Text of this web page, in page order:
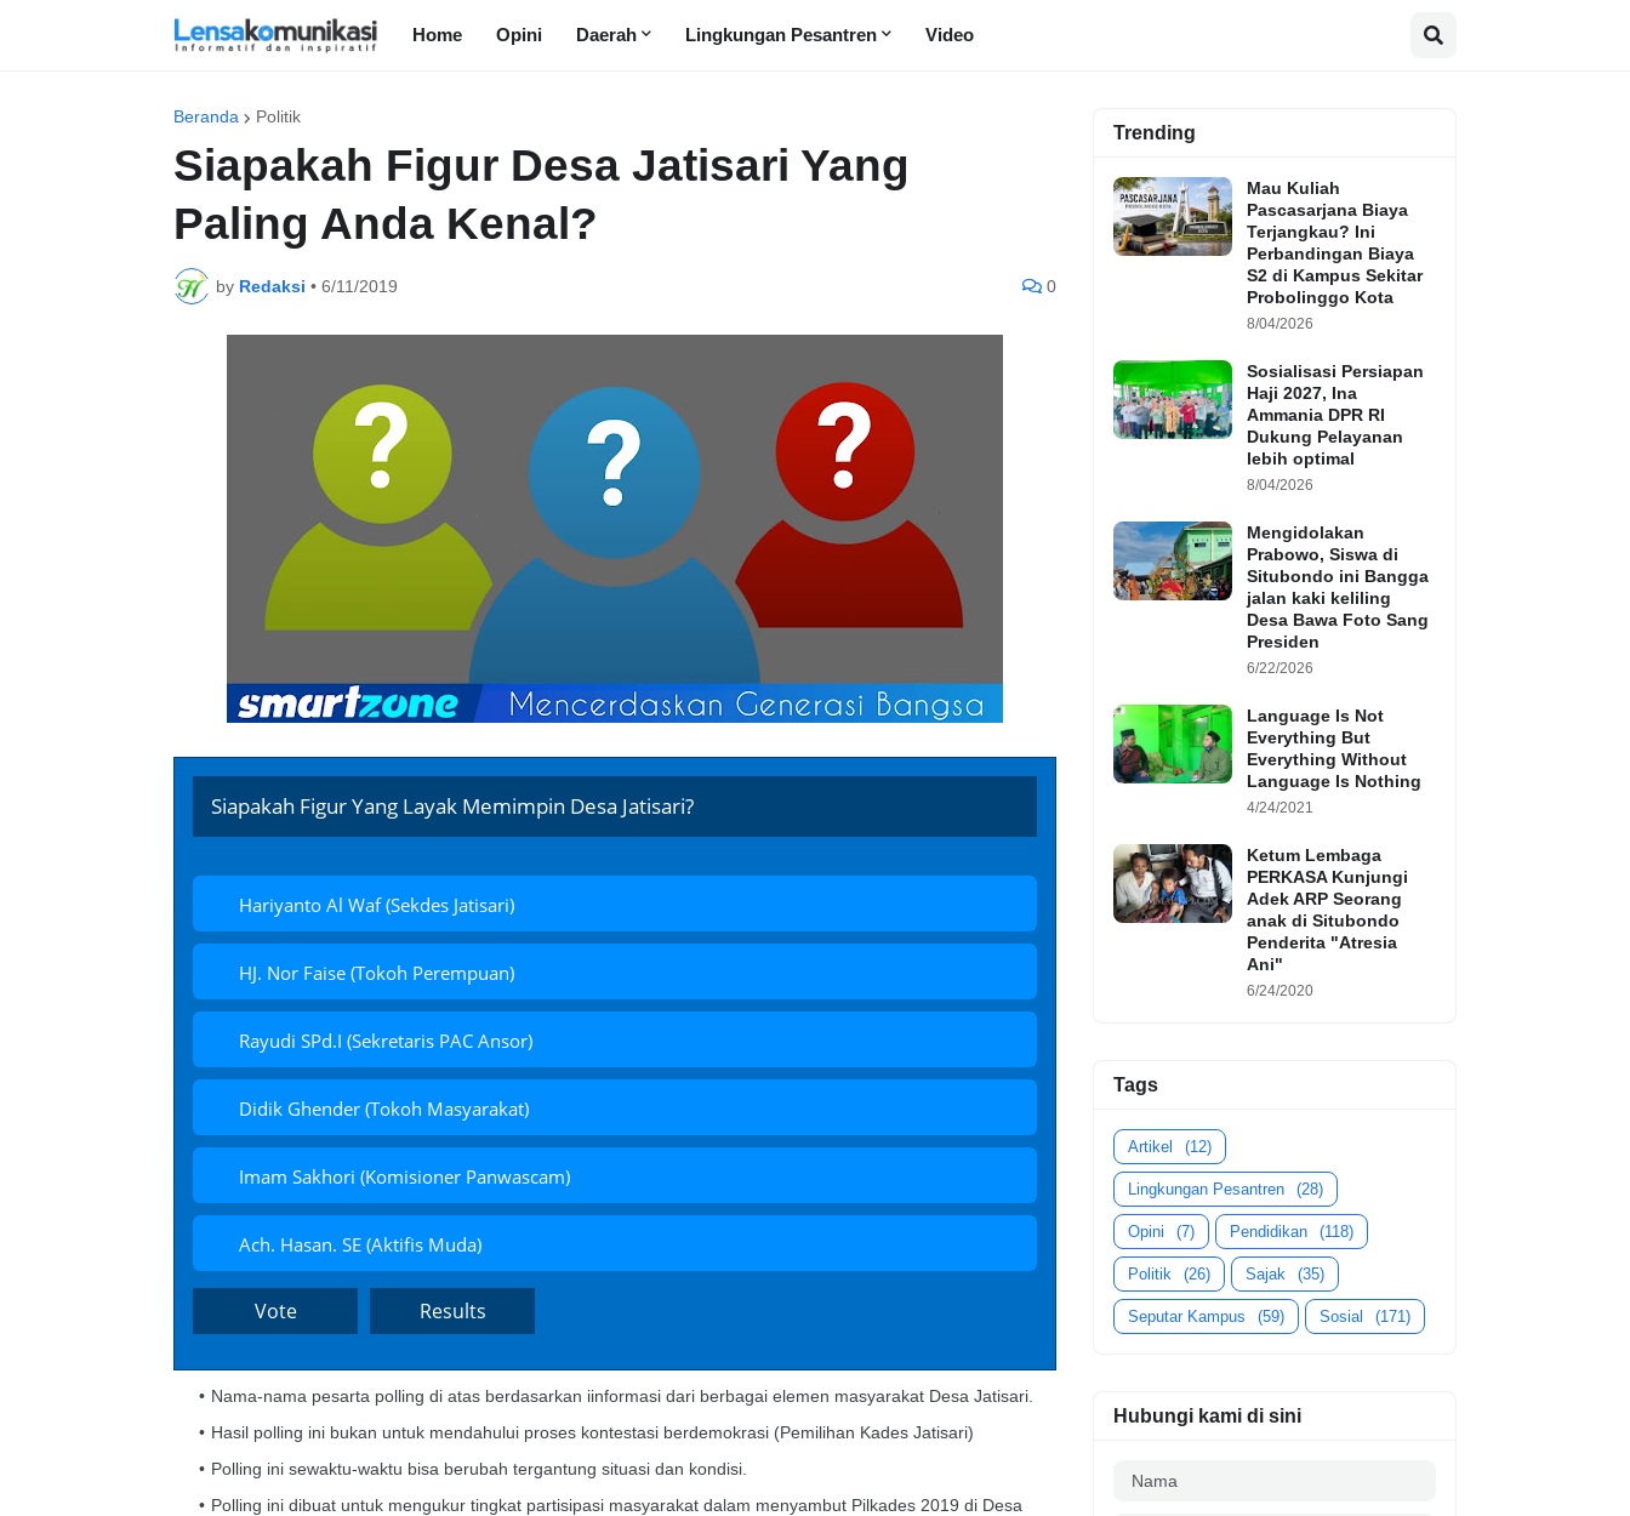
Home Opini Daerah Lingkungan Pesantren Video
Beranda Politik
Siapakah Figur Desa Jatisari Yang
Paling Anda Kenal?
by Redaksi • 6/11/2019 0
Siapakah Figur Yang Layak Memimpin Desa Jatisari?
Hariyanto Al Waf (Sekdes Jatisari)
HJ. Nor Faise (Tokoh Perempuan)
Rayudi SPd.I (Sekretaris PAC Ansor)
Didik Ghender (Tokoh Masyarakat)
Imam Sakhori (Komisioner Panwascam)
Ach. Hasan. SE (Aktifis Muda)
Nama-nama pesarta polling di atas berdasarkan iinformasi dari berbagai elemen masyarakat Desa Jatisari.
Hasil polling ini bukan untuk mendahului proses kontestasi berdemokrasi (Pemilihan Kades Jatisari)
Polling ini sewaktu-waktu bisa berubah tergantung situasi dan kondisi.
Polling ini dibuat untuk mengukur tingkat partisipasi masyarakat dalam menyambut Pilkades 2019 di Desa
Trending
Mau Kuliah
Pascasarjana Biaya
Terjangkau? Ini
Perbandingan Biaya
S2 di Kampus Sekitar
Probolinggo Kota
8/04/2026
Sosialisasi Persiapan
Haji 2027, Ina
Ammania DPR RI
Dukung Pelayanan
lebih optimal
8/04/2026
Mengidolakan
Prabowo, Siswa di
Situbondo ini Bangga
jalan kaki keliling
Desa Bawa Foto Sang
Presiden
6/22/2026
Language Is Not
Everything But
Everything Without
Language Is Nothing
4/24/2021
Ketum Lembaga
PERKASA Kunjungi
Adek ARP Seorang
anak di Situbondo
Penderita "Atresia
Ani"
6/24/2020
Tags
Artikel (12)
Lingkungan Pesantren (28)
Opini (7) Pendidikan (118)
Politik (26) Sajak (35)
Seputar Kampus (59) Sosial (171)
Hubungi kami di sini